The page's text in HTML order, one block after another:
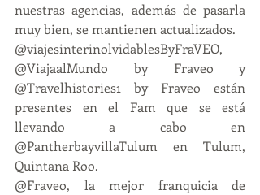
nuestras agencias, además de pasarla
muy bien, se mantienen actualizados.
@viajesinterinolvidablesByFraVEO,
@ViajaalMundo by Fraveo y
@Travelhistories1 by Fraveo están
presentes en el Fam que se está
llevando a cabo en
@PantherbayvillaTulum en Tulum,
Quintana Roo.
@Fraveo, la mejor franquicia de